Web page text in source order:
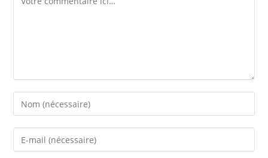
Enter
your
name
Enter
your